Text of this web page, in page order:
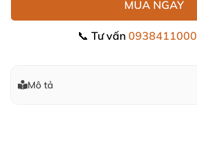
MUA NGAY
📞 Tư vấn 0938411000
Mô tả